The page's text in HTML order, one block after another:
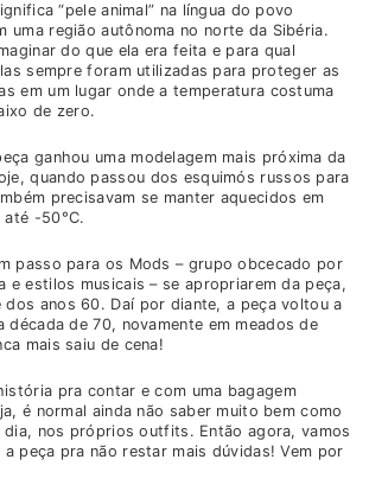
“pele animal” na língua do povo
uma região autônoma no norte da Sibéria.
do que ela era feita e para qual
sempre foram utilizadas para proteger as
em um lugar onde a temperatura costuma
de zero.
ganhou uma modelagem mais próxima da
quando passou dos esquimós russos para
precisavam se manter aquecidos em
até -50°C.
passo para os Mods – grupo obcecado por
e estilos musicais – se apropriarem da peça,
dos anos 60. Daí por diante, a peça voltou a
década de 70, novamente em meados de
mais saiu de cena!
pra contar e com uma bagagem
é normal ainda não saber muito bem como
dia, nos próprios outfits. Então agora, vamos
peça pra não restar mais dúvidas! Vem por